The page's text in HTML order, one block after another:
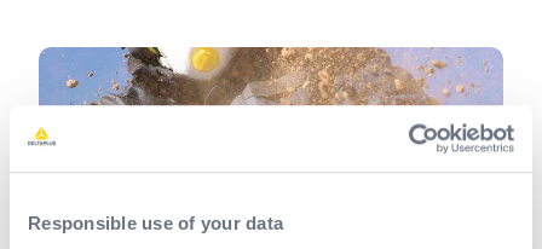
Responsible use of your data